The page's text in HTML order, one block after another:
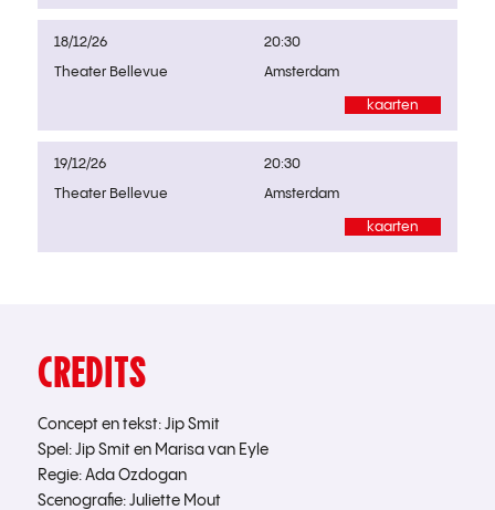
18/12/26 20:30
Theater Bellevue Amsterdam
kaarten
19/12/26 20:30
Theater Bellevue Amsterdam
kaarten
CREDITS
Concept en tekst: Jip Smit
Spel: Jip Smit en Marisa van Eyle
Regie: Ada Ozdogan
Scenografie: Juliette Mout